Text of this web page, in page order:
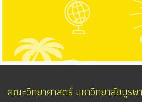
คณะวิทยาศาสตร์ มหาวิทยาลัยบูรพา